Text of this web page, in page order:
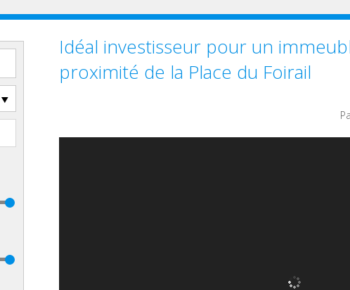
Idéal investisseur pour un
proximité de la Place du Foirail